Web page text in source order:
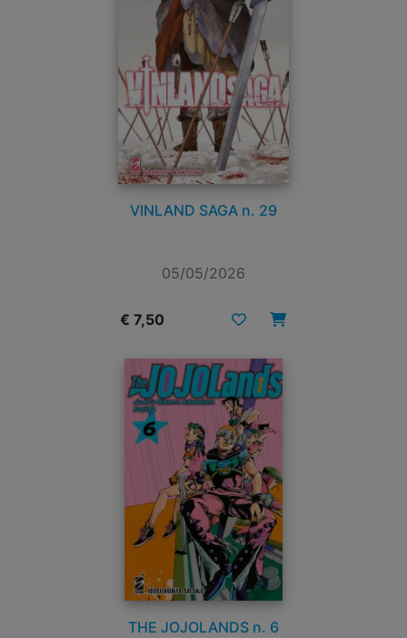
VINLAND SAGA n. 29
05/05/2026
€ 7,50
THE JOJOLANDS n. 6